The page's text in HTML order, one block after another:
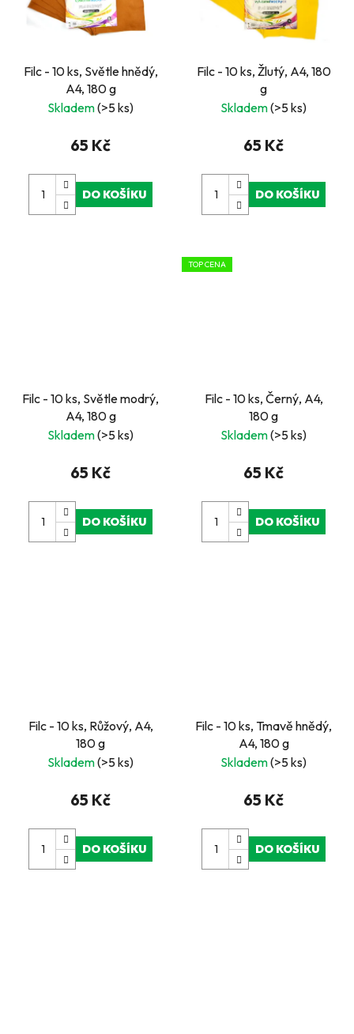
Filc - 10 ks, Světle hnědý,
A4, 180 g
Skladem(>5 ks)
65 Kč
DO KOŠÍKU
Filc - 10 ks, Žlutý, A4, 180
g
Skladem(>5 ks)
65 Kč
DO KOŠÍKU
Filc - 10 ks, Světle modrý,
A4, 180 g
Skladem(>5 ks)
65 Kč
DO KOŠÍKU
TOP CENA
Filc - 10 ks, Černý, A4,
180 g
Skladem(>5 ks)
65 Kč
DO KOŠÍKU
Filc - 10 ks, Růžový, A4,
180 g
Skladem(>5 ks)
65 Kč
DO KOŠÍKU
Filc - 10 ks, Tmavě hnědý,
A4, 180 g
Skladem(>5 ks)
65 Kč
DO KOŠÍKU